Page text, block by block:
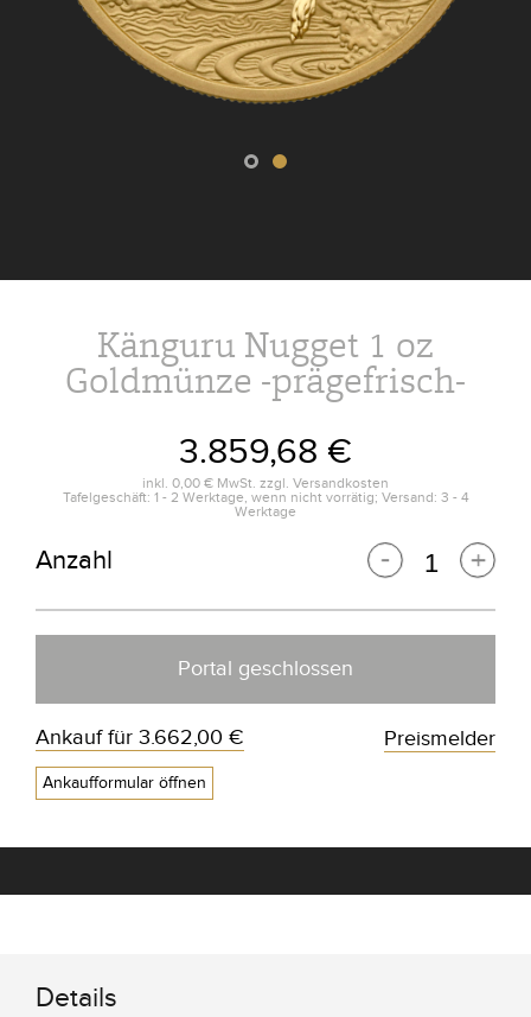
Känguru Nugget 1 oz
Goldmünze -prägefrisch-
3.859,68 €
inkl. 0,00 € MwSt. zzgl. Versandkosten
Tafelgeschäft: 1 - 2 Werktage, wenn nicht vorrätig; Versand: 3 - 4
Werktage
Anzahl
Portal geschlossen
Ankauf für 3.662,00 €
Ankaufformular öffnen
Preismelder
Details